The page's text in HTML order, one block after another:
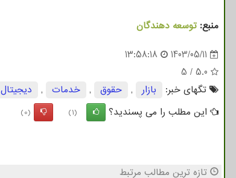
منبع: توسعه دهندگان
1403/05/11
13:58:18
5.0
/
5
تگهای خبر:
بازار , حقوق , خدمات ,
دیجیتال
این مطلب را می پسندید؟
(1)
(0)
تازه ترین مطالب مرتبط